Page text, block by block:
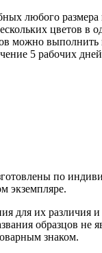
любого
цветов в
можно
5 рабочих дней
по
экземпляре.
для их различия и
образцов не
знаком.